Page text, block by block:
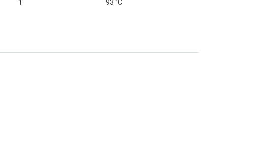
1 93 °C